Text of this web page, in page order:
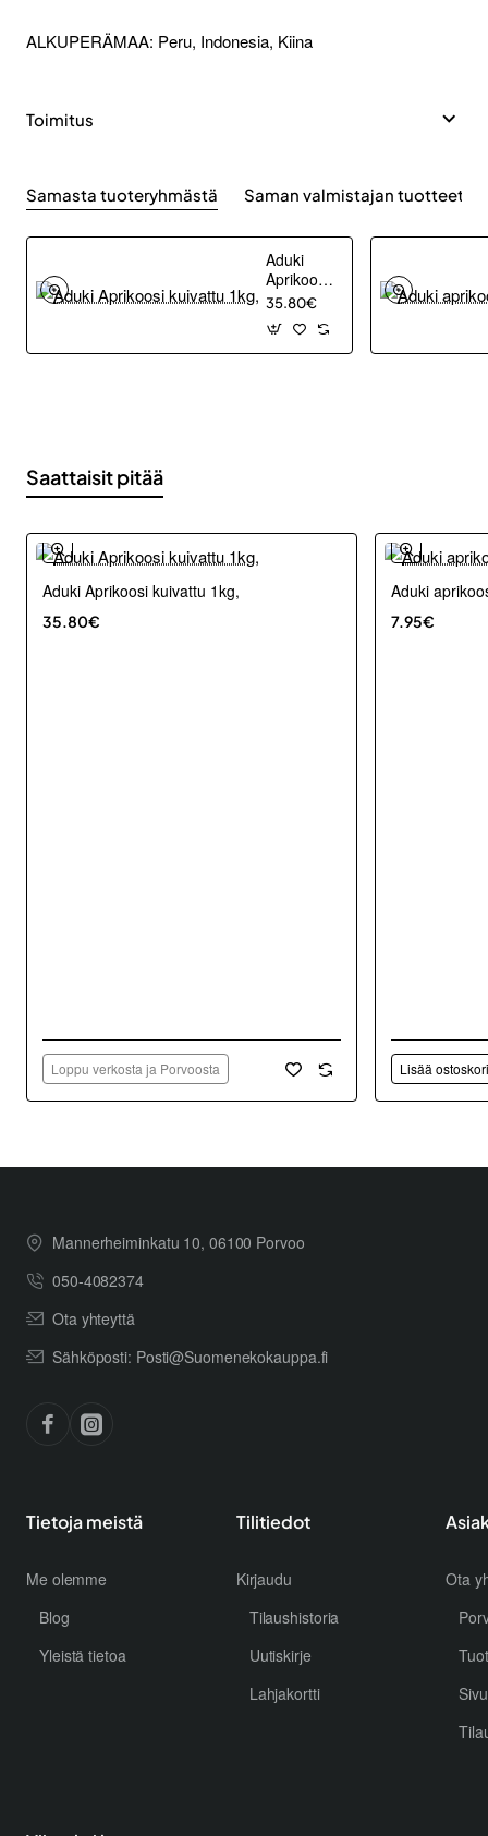
ALKUPERÄMAA: Peru, Indonesia, Kiina
Toimitus
Samasta tuoteryhmästä Saman valmistajan tuotteet
Aduki
Aprikoosi
kuivattu
35.80€
Saattaisit pitää
Aduki Aprikoosi kuivattu 1kg,
35.80€
Loppu verkosta ja Porvoosta
Aduki
7.95€
Lisää
Mannerheiminkatu 10, 06100 Porvoo
050-4082374
Ota yhteyttä
Sähköposti: Posti@Suomenekokauppa.fi
Tietoja meistä
Me olemme
Blog
Yleistä tietoa
Tilitiedot
Kirjaudu
Tilaushistoria
Uutiskirje
Lahjakortti
Ota